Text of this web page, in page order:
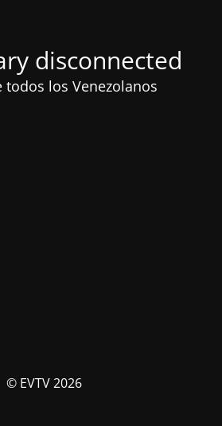
disconnected
todos los Venezolanos
© EVTV 2026